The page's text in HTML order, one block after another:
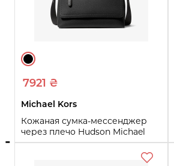
-
7921 ₴
Michael Kors
Кожаная сумка-мессенджер
через плечо Hudson Michael
Kors 1159861930 Черный